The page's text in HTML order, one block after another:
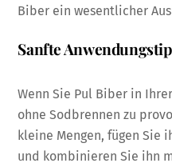
Biber ein wesentlicher
Sanfte
Wenn Sie Pul Biber in
ohne Sodbrennen zu
kleine Mengen, fügen Sie
und kombinieren Sie ihn